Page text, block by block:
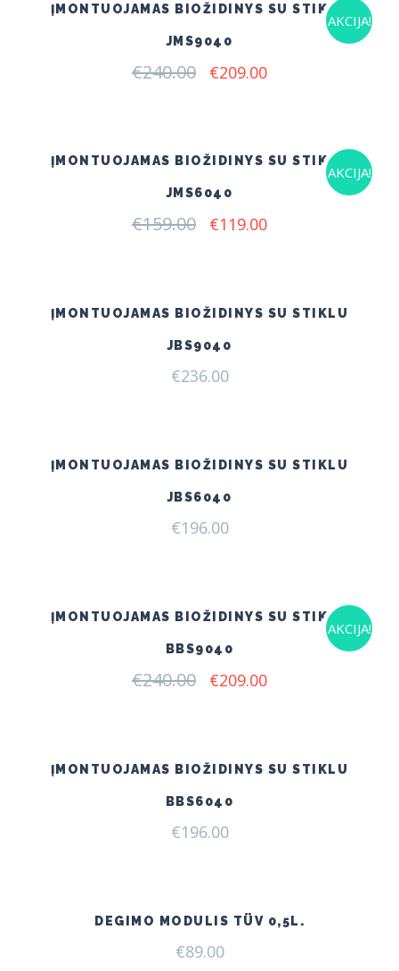
AKCIJA!
ĮMONTUOJAMAS BIOŽIDINYS SU STIKLU
JMS9040
€240.00 Original
€209.00Current
AKCIJA!
ĮMONTUOJAMAS BIOŽIDINYS SU STIKLU
JMS6040
€159.00 Original
€119.00Current
ĮMONTUOJAMAS BIOŽIDINYS SU STIKLU
JBS9040
€236.00
ĮMONTUOJAMAS BIOŽIDINYS SU STIKLU
JBS6040
€196.00
AKCIJA!
ĮMONTUOJAMAS BIOŽIDINYS SU STIKLU
BBS9040
€240.00 Original
€209.00Current
ĮMONTUOJAMAS BIOŽIDINYS SU STIKLU
BBS6040
€196.00
DEGIMO MODULIS TÜV 0,5L.
€89.00